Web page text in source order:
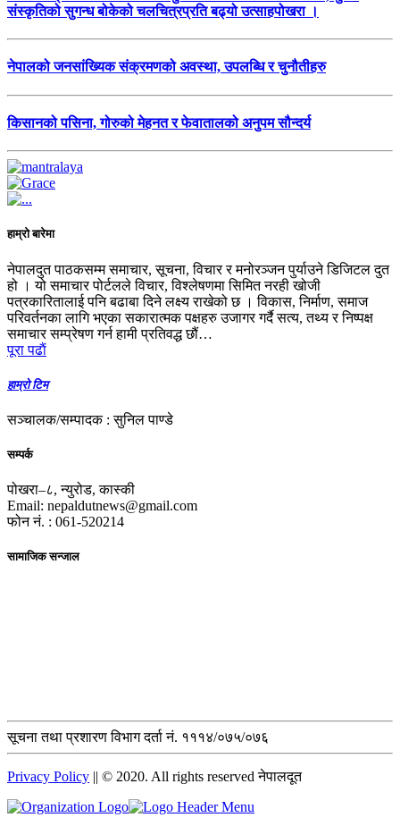
संस्कृतिको सुगन्ध बोकेको चलचित्रप्रति बढ्यो उत्साहपोखरा ।
नेपालको जनसांख्यिक संक्रमणको अवस्था, उपलब्धि र चुनौतीहरु
किसानको पसिना, गोरुको मेहनत र फेवातालको अनुपम सौन्दर्य
हाम्रो बारेमा
नेपालदुत पाठकसम्म समाचार, सूचना, विचार र मनोरञ्जन पुर्याउने डिजिटल दुत
हो । यो समाचार पोर्टलले विचार, विश्लेषणमा सिमित नरही खोजी
पत्रकारितालाई पनि बढाबा दिने लक्ष्य राखेको छ । विकास, निर्माण, समाज
परिवर्तनका लागि भएका सकारात्मक पक्षहरु उजागर गर्दै सत्य, तथ्य र निष्पक्ष
समाचार सम्प्रेषण गर्न हामी प्रतिवद्ध छौं…
पूरा पढाैं
हाम्रो टिम
सञ्चालक/सम्पादक : सुनिल पाण्डे
सम्पर्क
पोखरा–८, न्युरोड, कास्की
Email: nepaldutnews@gmail.com
फोन नं. : 061-520214
सामाजिक सन्जाल
सूचना तथा प्रशारण विभाग दर्ता नं. १११४/०७५/०७६
Privacy Policy || © 2020. All rights reserved नेपालदूत